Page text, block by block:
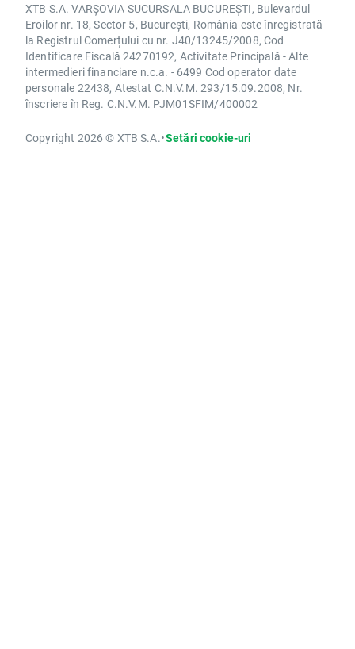
XTB S.A. VARȘOVIA SUCURSALA BUCUREȘTI, Bulevardul
Eroilor nr. 18, Sector 5, București, România este înregistrată
la Registrul Comerțului cu nr. J40/13245/2008, Cod
Identificare Fiscală 24270192, Activitate Principală - Alte
intermedieri financiare n.c.a. - 6499 Cod operator date
personale 22438, Atestat C.N.V.M. 293/15.09.2008, Nr.
înscriere în Reg. C.N.V.M. PJM01SFIM/400002
Copyright 2026 © XTB S.A.•Setări cookie-uri